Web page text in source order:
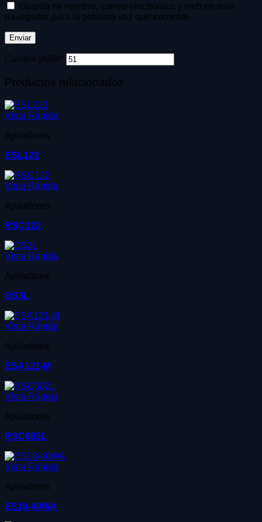
Guarda mi nombre, correo electrónico y web en este
navegador para la próxima vez que comente.
Current ye@r*
Productos relacionados
Vista Rápida
Apiladores
ESL122
Vista Rápida
Apiladores
RSC122
Vista Rápida
Apiladores
DS3L
Vista Rápida
Apiladores
ESA121-M
Vista Rápida
Apiladores
RSC082L
Vista Rápida
Apiladores
ES18-40WA